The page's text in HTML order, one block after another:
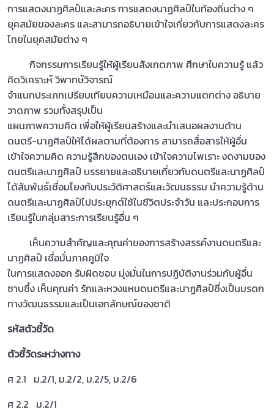
การแสดงนาฏศิลป์และละคร การแสดงนาฏศิลป์ในท้องถิ่นต่าง ๆ
ยุคสมัยของละคร และสามารถอธิบายเข้าใจเกี่ยวกับการแสดงละคร
ไทยในยุคสมัยต่าง ๆ
กิจกรรมการเรียนรู้ให้ผู้เรียนสังเกตภาพ ศึกษาใบความรู้ แล้ว
คิดวิเคราะห์ วิพากษ์วิจารณ์
จําแนกประเภทเปรียบเทียบความเหมือนและความแตกต่าง อธิบาย
วาดภาพ รวมทั้งสรุปเป็น
แผนภาพความคิด เพื่อให้ผู้เรียนสร้างและนําเสนอผลงานด้าน
ดนตรี-นาฏศิลป์ให้ได้ผลตามที่ต้องการ สามารถสื่อสารให้ผู้อื่น
เข้าใจความคิด ความรู้สึกของตนเอง เข้าใจความไพเราะ งดงามของ
ดนตรีและนาฏศิลป์ บรรยายและอธิบายเกี่ยวกับดนตรีและนาฏศิลป์
ได้สัมพันธ์เชื่อมโยงกับประวัติศาสตร์และวัฒนธรรม นําความรู้ด้าน
ดนตรีและนาฏศิลป์ไปประยุกต์ใช้ในชีวิตประจําวัน และประกอบการ
เรียนรู้ในกลุ่มสาระการเรียนรู้อื่น ๆ
เห็นความสําคัญและคุณค่าของการสร้างสรรค์งานดนตรีและ
นาฏศิลป์ เชื่อมั่นภาคภูมิใจ
ในการแสดงออก รับผิดชอบ มุ่งมั่นในการปฏิบัติงานร่วมกับผู้อื่น
ซาบซึ้ง เห็นคุณค่า รักและหวงแหนดนตรีและนาฏศิลป์ซึ่งเป็นมรดก
ทางวัฒนธรรมและเป็นเอกลักษณ์ของชาติ
รหัสตัวชี้วัด
ตัวชี้วัดระหว่างทาง
ศ 2.1 ม.2/1, ม.2/2, ม.2/5, ม.2/6
ศ 2.2 ม.2/1